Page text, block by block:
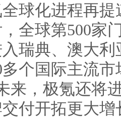
全球化进程再
全球第500家
瑞典、澳大
个国际主流
来，极氪还将
付开拓更大增